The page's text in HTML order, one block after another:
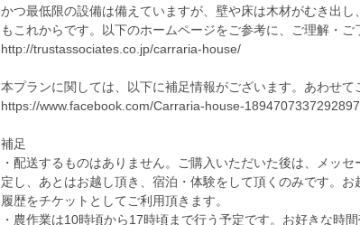
かつ最低限の設備は備えていますが、壁や床は木材がむき出
もこれからです。以下のホームページをご参考に、ご理解・ご
http://trustassociates.co.jp/carraria-house/
本プランに関しては、以下に補足情報がございます。あわせて
https://www.facebook.com/Carraria-house-
補足
・配送するものはありません。ご購入いただいた後は、メッ
定し、あとはお越し頂き、宿泊・体験をして頂くのみです。
履歴をチケットとしてご利用頂きます。
・農作業は10時頃から17時頃まで行う予定です。お好きな時間